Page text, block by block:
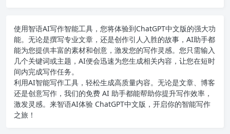
使用智语AI写作智能工具，您将体验到ChatGPT中文版的强大功
能。无论是撰写专业文章，还是创作引人入胜的故事，AI助手都
能为您提供丰富的素材和创意，激发您的写作灵感。您只需输入
几个关键词或主题，AI便会迅速为您生成相关内容，让您在短时
间内完成写作任务。
利用AI智能写作工具，轻松生成高质量内容。无论是文章、博客
还是创意写作，我们的免费 AI 助手都能帮助你提升写作效率，
激发灵感。来智语AI体验 ChatGPT中文版 ，开启你的智能写作
之旅！